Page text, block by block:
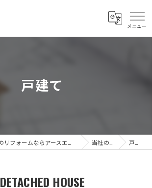
戸建て
当社の特徴 戸建て
DETACHED HOUSE